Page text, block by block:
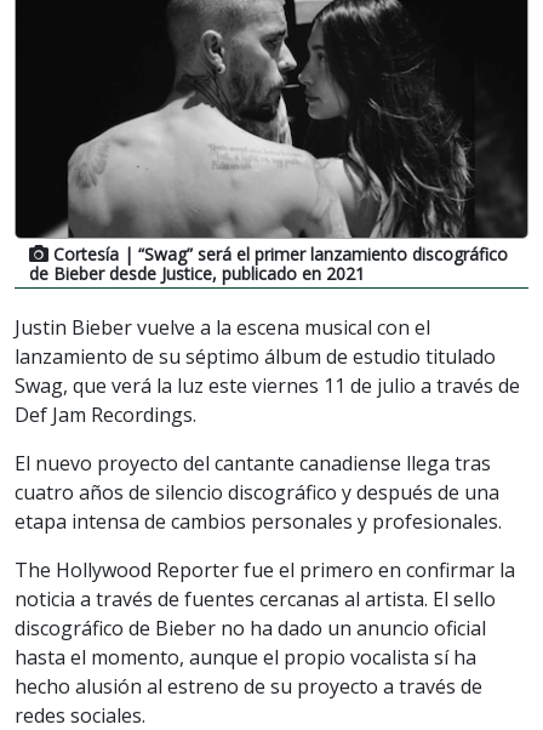
Cortesía | “Swag” será el primer lanzamiento discográfico
de Bieber desde Justice, publicado en 2021
Justin Bieber vuelve a la escena musical con el
lanzamiento de su séptimo álbum de estudio titulado
Swag, que verá la luz este viernes 11 de julio a través de
Def Jam Recordings.
El nuevo proyecto del cantante canadiense llega tras
cuatro años de silencio discográfico y después de una
etapa intensa de cambios personales y profesionales.
The Hollywood Reporter fue el primero en confirmar la
noticia a través de fuentes cercanas al artista. El sello
discográfico de Bieber no ha dado un anuncio oficial
hasta el momento, aunque el propio vocalista sí ha
hecho alusión al estreno de su proyecto a través de
redes sociales.